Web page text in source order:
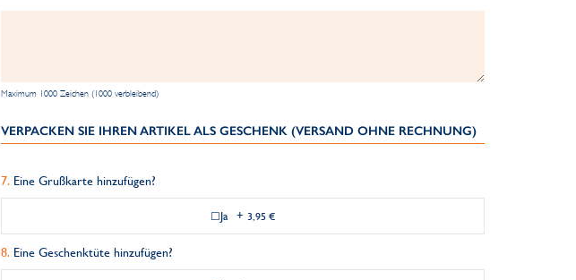
Maximum 1000 Zeichen (1000 verbleibend)
VERPACKEN SIE IHREN ARTIKEL ALS GESCHENK (VERSAND OHNE RECHNUNG)
Eine Grußkarte hinzufügen?
Ja + 3,95 €
Eine Geschenktüte hinzufügen?